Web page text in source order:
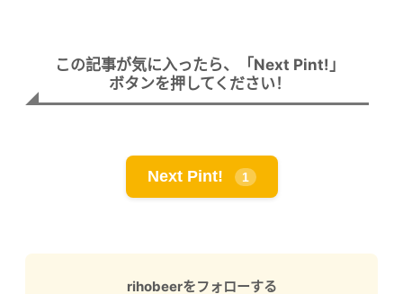
この記事が気に入ったら、「Next Pint!」
ボタンを押してください！
Next Pint! 1
rihobeerをフォローする